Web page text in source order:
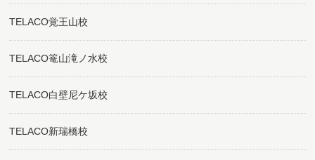
TELACO覚王山校
TELACO篭山滝ノ水校
TELACO白壁尼ケ坂校
TELACO新瑞橋校